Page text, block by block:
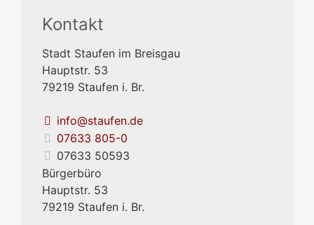
Kontakt
Stadt Staufen im Breisgau
Hauptstr. 53
79219 Staufen i. Br.
info@staufen.de
07633 805-0
07633 50593
Bürgerbüro
Hauptstr. 53
79219 Staufen i. Br.